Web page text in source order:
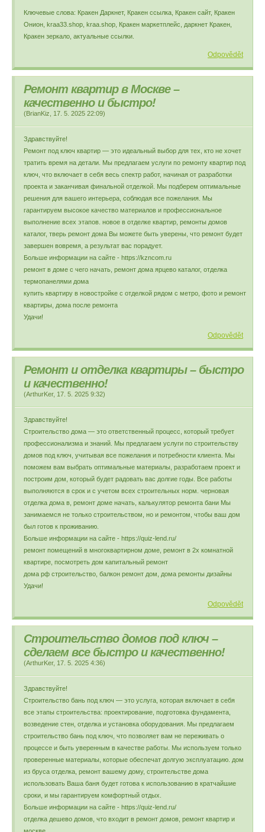
Ключевые слова: Кракен Даркнет, Кракен ссылка, Кракен сайт, Кракен
Онион, kraa33.shop, kraa.shop, Кракен маркетплейс, даркнет Кракен,
Кракен зеркало, актуальные ссылки.
Odpovědět
Ремонт квартир в Москве –
качественно и быстро!
(BrianKiz 17. 5. 2025 22:09)
Здравствуйте!
Ремонт под ключ квартир — это идеальный выбор для тех, кто не хочет
тратить время на детали. Мы предлагаем услуги по ремонту квартир под
ключ, что включает в себя весь спектр работ, начиная от разработки
проекта и заканчивая финальной отделкой. Мы подберем оптимальные
решения для вашего интерьера, соблюдая все пожелания. Мы
гарантируем высокое качество материалов и профессиональное
выполнение всех этапов. новое в отделке квартир, ремонты домов
каталог, тверь ремонт дома Вы можете быть уверены, что ремонт будет
завершен вовремя, а результат вас порадует.
Больше информации на сайте - https://kzncom.ru
ремонт в доме с чего начать, ремонт дома ярцево каталог, отделка
термопанелями дома
купить квартиру в новостройке с отделкой рядом с метро, фото и ремонт
квартиры, дома после ремонта
Удачи!
Odpovědět
Ремонт и отделка квартиры – быстро
и качественно!
(ArthurKer, 17. 5. 2025 9:32)
Здравствуйте!
Строительство дома — это ответственный процесс, который требует
профессионализма и знаний. Мы предлагаем услуги по строительству
домов под ключ, учитывая все пожелания и потребности клиента. Мы
поможем вам выбрать оптимальные материалы, разработаем проект и
построим дом, который будет радовать вас долгие годы. Все работы
выполняются в срок и с учетом всех строительных норм. черновая
отделка дома в, ремонт доме начать, калькулятор ремонта бани Мы
занимаемся не только строительством, но и ремонтом, чтобы ваш дом
был готов к проживанию.
Больше информации на сайте - https://quiz-lend.ru/
ремонт помещений в многоквартирном доме, ремонт в 2х комнатной
квартире, посмотреть дом капитальный ремонт
дома рф строительство, балкон ремонт дом, дома ремонты дизайны
Удачи!
Odpovědět
Строительство домов под ключ –
сделаем все быстро и качественно!
(ArthurKer, 17. 5. 2025 4:36)
Здравствуйте!
Строительство бань под ключ — это услуга, которая включает в себя
все этапы строительства: проектирование, подготовка фундамента,
возведение стен, отделка и установка оборудования. Мы предлагаем
строительство бань под ключ, что позволяет вам не переживать о
процессе и быть уверенным в качестве работы. Мы используем только
проверенные материалы, которые обеспечат долгую эксплуатацию. дом
из бруса отделка, ремонт вашему дому, строительстве дома
использовать Ваша баня будет готова к использованию в кратчайшие
сроки, и мы гарантируем комфортный отдых.
Больше информации на сайте - https://quiz-lend.ru/
отделка дешево домов, что входит в ремонт домов, ремонт квартир и